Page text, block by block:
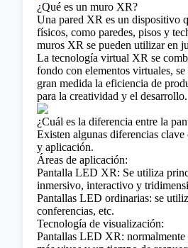
¿Qué es un muro XR?
Una pared XR es un dispositivo
físicos, como paredes, pisos y
muros XR se pueden utilizar en
La tecnología virtual XR se
fondo con elementos virtuales,
gran medida la eficiencia de
para la creatividad y el desarrollo.
¿Cuál es la diferencia entre la
Existen algunas diferencias
y aplicación.
Áreas de aplicación:
Pantalla LED XR: Se utiliza
inmersivo, interactivo y
Pantallas LED ordinarias: se
conferencias, etc.
Tecnología de visualización:
Pantallas LED XR: